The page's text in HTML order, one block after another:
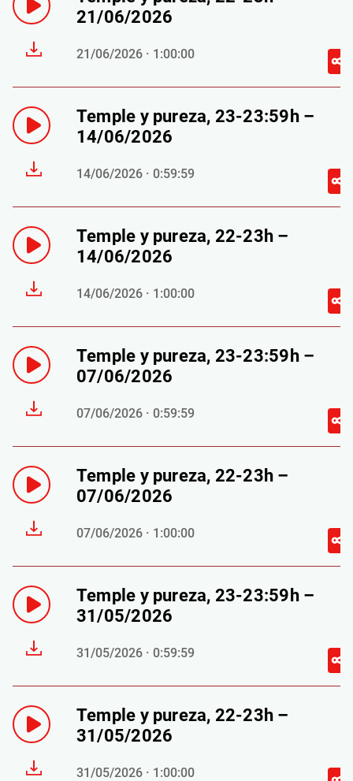
21/06/2026
21/06/2026 · 1:00:00
Temple y pureza, 23-23:59h –
14/06/2026
14/06/2026 · 0:59:59
Temple y pureza, 22-23h –
14/06/2026
14/06/2026 · 1:00:00
Temple y pureza, 23-23:59h –
07/06/2026
07/06/2026 · 0:59:59
Temple y pureza, 22-23h –
07/06/2026
07/06/2026 · 1:00:00
Temple y pureza, 23-23:59h –
31/05/2026
31/05/2026 · 0:59:59
Temple y pureza, 22-23h –
31/05/2026
31/05/2026 · 1:00:00